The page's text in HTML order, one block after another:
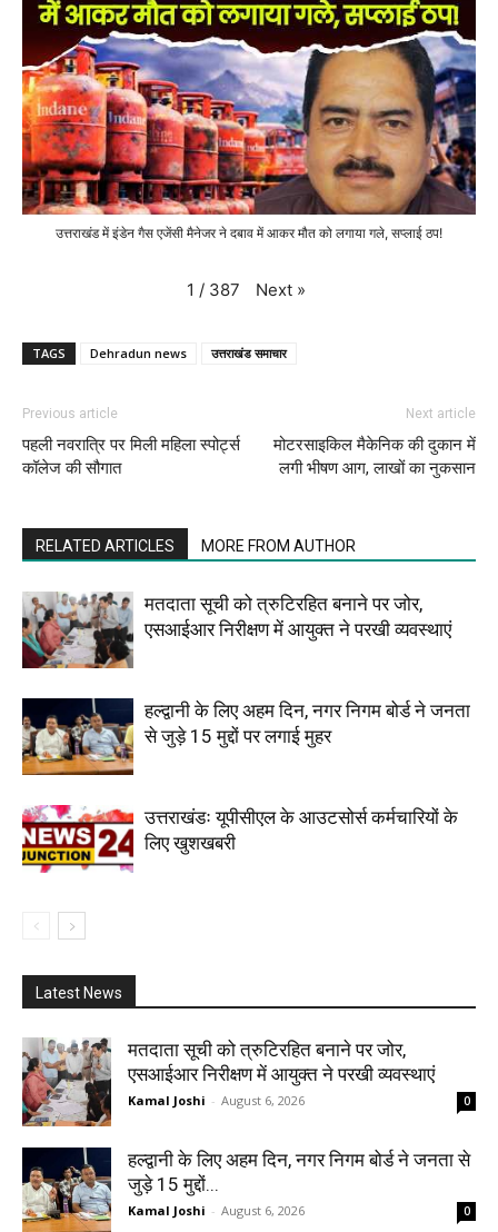
उत्तराखंड में इंडेन गैस एजेंसी मैनेजर ने दबाव में आकर मौत को लगाया गले, सप्लाई ठप!
1 / 387 Next »
TAGS Dehradun news उत्तराखंड समाचार
Previous article
पहली नवरात्रि पर मिली महिला स्पोर्ट्स
कॉलेज की सौगात
Next article
मोटरसाइकिल मैकेनिक की दुकान में
लगी भीषण आग, लाखों का नुकसान
RELATED ARTICLES MORE FROM AUTHOR
मतदाता सूची को त्रुटिरहित बनाने पर जोर,
एसआईआर निरीक्षण में आयुक्त ने परखी व्यवस्थाएं
हल्द्वानी के लिए अहम दिन, नगर निगम बोर्ड ने जनता
से जुड़े 15 मुद्दों पर लगाई मुहर
उत्तराखंडः यूपीसीएल के आउटसोर्स कर्मचारियों के
लिए खुशखबरी
Latest News
मतदाता सूची को त्रुटिरहित बनाने पर जोर,
एसआईआर निरीक्षण में आयुक्त ने परखी व्यवस्थाएं
Kamal Joshi - August 6, 2026 0
हल्द्वानी के लिए अहम दिन, नगर निगम बोर्ड ने जनता से
जुड़े 15 मुद्दों...
Kamal Joshi - August 6, 2026 0